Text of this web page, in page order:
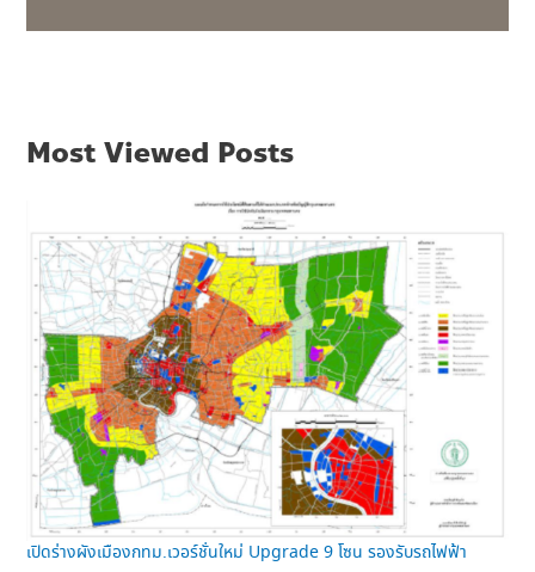
Most Viewed Posts
เปิดร่างผังเมืองกทม.เวอร์ชั่นใหม่ Upgrade 9 โซน รองรับรถไฟฟ้า